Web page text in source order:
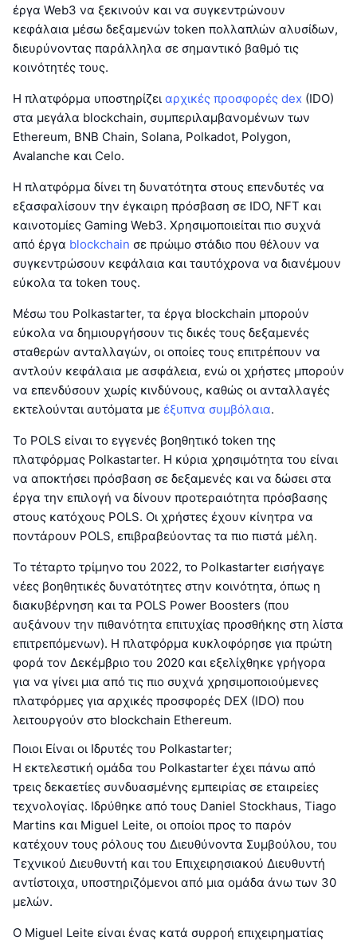
έργα Web3 να ξεκινούν και να συγκεντρώνουν
κεφάλαια μέσω δεξαμενών token πολλαπλών αλυσίδων,
διευρύνοντας παράλληλα σε σημαντικό βαθμό τις
κοινότητές τους.
Η πλατφόρμα υποστηρίζει αρχικές προσφορές dex (IDO)
στα μεγάλα blockchain, συμπεριλαμβανομένων των
Ethereum, BNB Chain, Solana, Polkadot, Polygon,
Avalanche και Celo.
Η πλατφόρμα δίνει τη δυνατότητα στους επενδυτές να
εξασφαλίσουν την έγκαιρη πρόσβαση σε IDO, NFT και
καινοτομίες Gaming Web3. Χρησιμοποιείται πιο συχνά
από έργα blockchain σε πρώιμο στάδιο που θέλουν να
συγκεντρώσουν κεφάλαια και ταυτόχρονα να διανέμουν
εύκολα τα token τους.
Μέσω του Polkastarter, τα έργα blockchain μπορούν
εύκολα να δημιουργήσουν τις δικές τους δεξαμενές
σταθερών ανταλλαγών, οι οποίες τους επιτρέπουν να
αντλούν κεφάλαια με ασφάλεια, ενώ οι χρήστες μπορούν
να επενδύσουν χωρίς κινδύνους, καθώς οι ανταλλαγές
εκτελούνται αυτόματα με έξυπνα συμβόλαια.
Το POLS είναι το εγγενές βοηθητικό token της
πλατφόρμας Polkastarter. Η κύρια χρησιμότητα του είναι
να αποκτήσει πρόσβαση σε δεξαμενές και να δώσει στα
έργα την επιλογή να δίνουν προτεραιότητα πρόσβασης
στους κατόχους POLS. Οι χρήστες έχουν κίνητρα να
ποντάρουν POLS, επιβραβεύοντας τα πιο πιστά μέλη.
Το τέταρτο τρίμηνο του 2022, το Polkastarter εισήγαγε
νέες βοηθητικές δυνατότητες στην κοινότητα, όπως η
διακυβέρνηση και τα POLS Power Boosters (που
αυξάνουν την πιθανότητα επιτυχίας προσθήκης στη λίστα
επιτρεπόμενων). Η πλατφόρμα κυκλοφόρησε για πρώτη
φορά τον Δεκέμβριο του 2020 και εξελίχθηκε γρήγορα
για να γίνει μια από τις πιο συχνά χρησιμοποιούμενες
πλατφόρμες για αρχικές προσφορές DEX (IDO) που
λειτουργούν στο blockchain Ethereum.
Ποιοι Είναι οι Ιδρυτές του Polkastarter;
Η εκτελεστική ομάδα του Polkastarter έχει πάνω από
τρεις δεκαετίες συνδυασμένης εμπειρίας σε εταιρείες
τεχνολογίας. Ιδρύθηκε από τους Daniel Stockhaus, Tiago
Martins και Miguel Leite, οι οποίοι προς το παρόν
κατέχουν τους ρόλους του Διευθύνοντα Συμβούλου, του
Τεχνικού Διευθυντή και του Επιχειρησιακού Διευθυντή
αντίστοιχα, υποστηριζόμενοι από μια ομάδα άνω των 30
μελών.
Ο Miguel Leite είναι ένας κατά συρροή επιχειρηματίας